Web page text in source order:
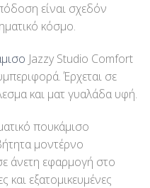
είναι σχεδόν
κόσμο.
Jazzy Studio Comfort
Έρχεται σε
και ματ γυαλάδα υφή.
πουκάμισο
μοντέρνο
άνετη εφαρμογή στο
και εξατομικευμένες